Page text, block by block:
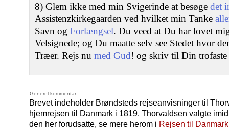
8) Glem ikke med min Svigerinde at besøge det
Assistenzkirkegaarden ved hvilket min Tanke
Savn og Forlængsel. Du veed at Du har lovet
Velsignede; og Du maatte selv see Stedet hvor
Træer. Rejs nu med Gud! og skriv til Din trofaste
Generel kommentar
Brevet indeholder Brøndsteds rejseanvisninger til
hjemrejsen til Danmark i 1819. Thorvaldsen valgte
den her forudsatte, se mere herom i Rejsen til